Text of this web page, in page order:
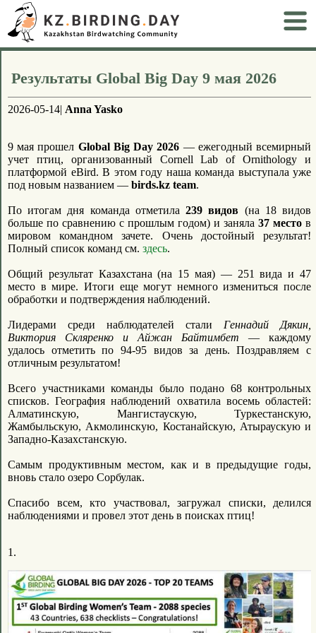
Результаты Global Big Day 9 мая 2026
2026-05-14| Anna Yasko
9 мая прошел Global Big Day 2026 — ежегодный всемирный
учет птиц, организованный Cornell Lab of Ornithology и
платформой eBird. В этом году наша команда выступала уже
под новым названием — birds.kz team.
По итогам дня команда отметила239 видов (на 18 видов
больше по сравнению с прошлым годом) и заняла 37 место в
мировом командном зачете. Очень достойный результат!
Полный список команд см. здесь.
Общий результат Казахстана (на 15 мая) — 251 вида и 47
место в мире. Итоги еще могут немного измениться после
обработки и подтверждения наблюдений.
Лидерами среди наблюдателей стали Геннадий Дякин,
Виктория Скляренко и Айжан Байтимбет — каждому
удалось отметить по 94-95 видов за день. Поздравляем с
отличным результатом!
Всего участниками команды было подано 68 контрольных
списков. География наблюдений охватила восемь областей:
Алматинскую, Мангистаускую, Туркестанскую,
Жамбыльскую, Акмолинскую, Костанайскую, Атыраускую и
Западно-Казахстанскую.
Самым продуктивным местом, как и в предыдущие годы,
вновь стало озеро Сорбулак.
Спасибо всем, кто участвовал, загружал списки, делился
наблюдениями и провел этот день в поисках птиц!
1.